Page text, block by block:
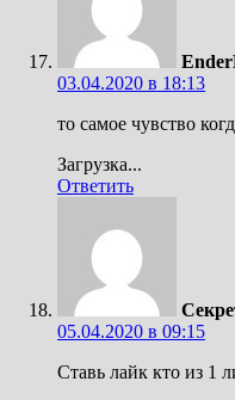
03.04.2020 в 18:13
то самое чувство
Загрузка...
Ответить
05.04.2020 в 09:15
Ставь лайк кто из 1